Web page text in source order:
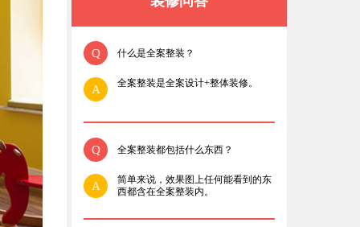
Q 什么是全案整装？
A 全案整装是全案设计+整体装修。
Q 全案整装都包括什么东西？
A
简单来说，效果图上任何能看到的东
西都含在全案整装内。